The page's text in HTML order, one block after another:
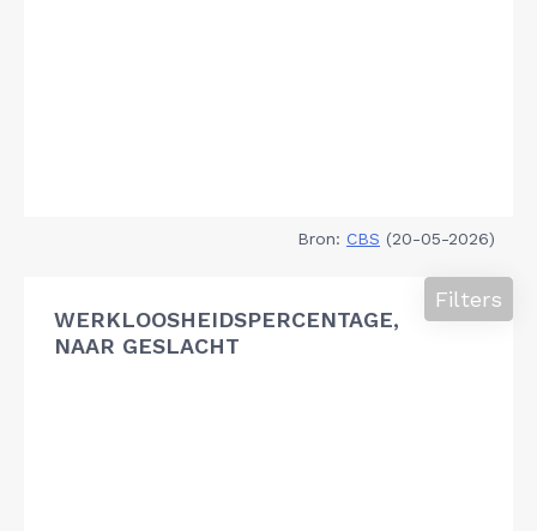
Bron: CBS (20-05-2026)
WERKLOOSHEIDSPERCENTAGE,
NAAR GESLACHT
Filters